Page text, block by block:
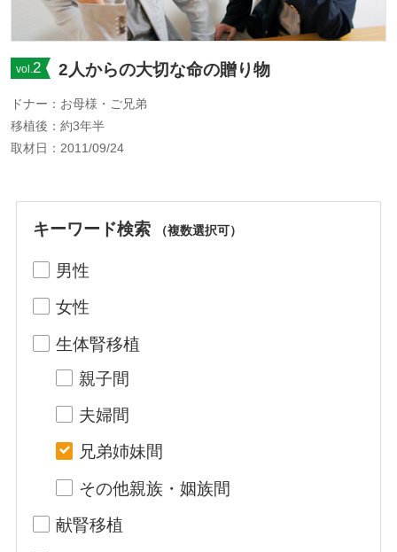
vol. 2 2人からの大切な命の贈り物
ドナー：お母様・ご兄弟
移植後：約3年半
取材日：2011/09/24
キーワード検索 （複数選択可）
男性
女性
生体腎移植
親子間
夫婦間
兄弟姉妹間
その他親族・姻族間
献腎移植